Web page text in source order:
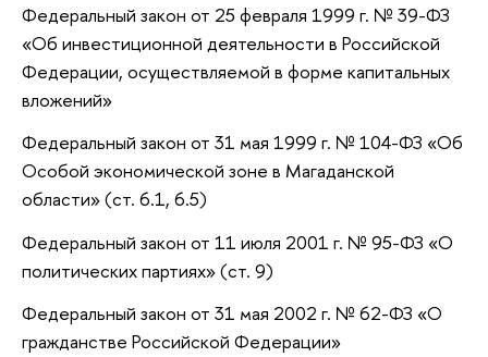
Федеральный закон от 25 февраля 1999 г. № 39-ФЗ
«Об инвестиционной деятельности в Российской
Федерации, осуществляемой в форме капитальных
вложений»
Федеральный закон от 31 мая 1999 г. № 104-ФЗ «Об
Особой экономической зоне в Магаданской
области» (ст. 6.1, 6.5)
Федеральный закон от 11 июля 2001 г. № 95-ФЗ «О
политических партиях» (ст. 9)
Федеральный закон от 31 мая 2002 г. № 62-ФЗ «О
гражданстве Российской Федерации»